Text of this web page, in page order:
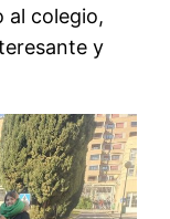
al colegio,
y